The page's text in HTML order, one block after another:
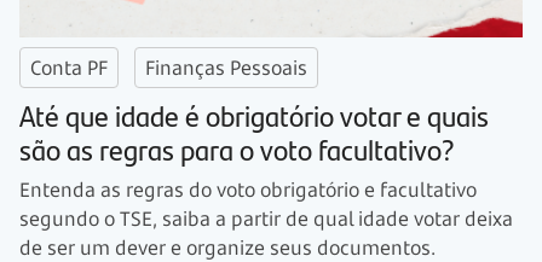
Conta PF Finanças Pessoais
Até que idade é obrigatório votar e quais
são as regras para o voto facultativo?
Entenda as regras do voto obrigatório e facultativo
segundo o TSE, saiba a partir de qual idade votar deixa
de ser um dever e organize seus documentos.